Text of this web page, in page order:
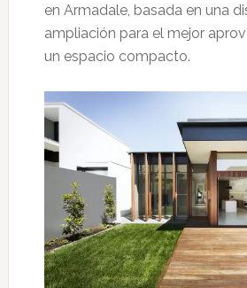
en Armadale, basada en una
ampliación para el mejor
un espacio compacto.